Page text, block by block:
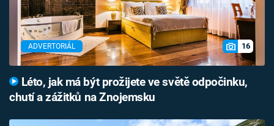
ADVERTORIÁL 16
Léto, jak má být prožijete ve světě odpočinku,
chutí a zážitků na Znojemsku